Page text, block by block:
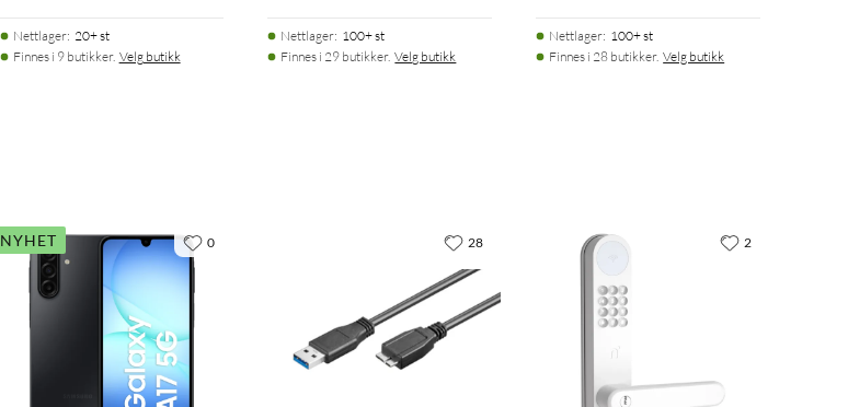
Nettlager: 20+ st
Finnes i 9 butikker. Velg butikk
Nettlager: 100+ st
Finnes i 29 butikker. Velg butikk
Nettlager: 100+ st
Finnes i 28 butikker. Velg butikk
NYHET 0 28 2